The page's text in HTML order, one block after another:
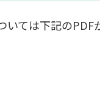
いては下記のPDF